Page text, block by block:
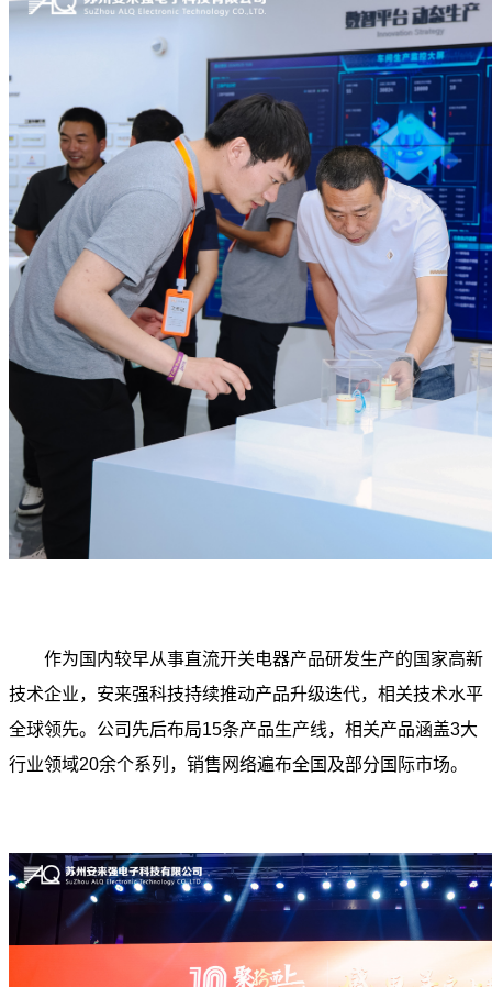
作为国内较早从事直流开关电器产品研发生产的国家高新
技术企业，安来强科技持续推动产品升级迭代，相关技术水平
全球领先。公司先后布局15条产品生产线，相关产品涵盖3大
行业领域20余个系列，销售网络遍布全国及部分国际市场。